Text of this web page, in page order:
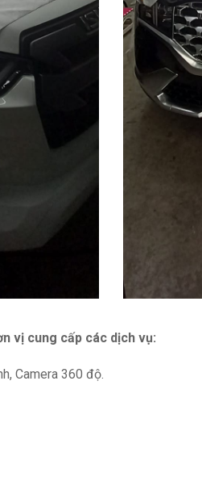
vị cung cấp các dịch vụ:
Camera 360 độ.